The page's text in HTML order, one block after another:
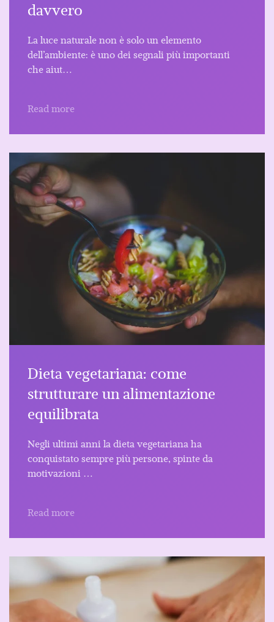
davvero
La luce naturale non è solo un elemento
dell’ambiente: è uno dei segnali più importanti
che aiut…
Read more
Dieta vegetariana: come
strutturare un alimentazione
equilibrata
Negli ultimi anni la dieta vegetariana ha
conquistato sempre più persone, spinte da
motivazioni …
Read more